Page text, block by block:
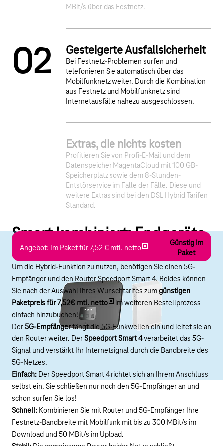
02
MBit/s über das Festnetz.
Gesteigerte Ausfallsicherheit
Bei Festnetz-Problemen surfen und
telefonieren Sie automatisch über das
Mobilfunknetz weiter. Durch die Kombination
aus Festnetz und Mobilfunknetz sind
Internetausfälle nahezu ausgeschlossen.
Extras, die nichts kosten
Profitieren Sie von Profi-E-Mail und dem
Datenspeicher MagentaCloud mit 100 GB-
Speicherplatz sowie dem 8-Stunden-
Entstörservice im Falle der Fälle. Diese und
weitere Extras sind bei den DSL Hybrid Tarifen
Standard.
Smart kombiniert: Endgeräte
für Ihr Festnetz und 5G
Angebot: Im Paket für 7,52 € mtl. netto
Günstig im
Paket
Um die Hybrid-Funktion zu nutzen, benötigen Sie einen 5G-
Empfänger und den Router Speedport Smart 4. Beides können
Sie nach der Auswahl Ihres Wunschtarifes zumgünstigen
Paketpreis für 7,52€ mtl. netto
im weiteren Bestellprozess
einfach hinzubuchen!
Der5G-Empfängerfängt die 5G-Funkwellen ein und leitet sie an
den Router weiter. DerSpeedport Smart 4verarbeitet das 5G-
Signal und verstärkt Ihr Internetsignal durch die Bandbreite des
5G-Netzes.
Einfach: Der Speedport Smart 4 richtet sich an Ihrem Anschluss
selbst ein. Sie schließen nur noch den 5G-Empfänger an und
schon surfen Sie los!
Schnell: Kombinieren Sie mit Router und 5G-Empfänger Ihre
Festnetz-Bandbreite mit Mobilfunk mit bis zu 300 MBit/s im
Download und 50 MBit/s im Upload.